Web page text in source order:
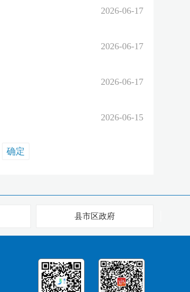
2026-06-17
2026-06-17
2026-06-17
2026-06-15
确定
县市区政府